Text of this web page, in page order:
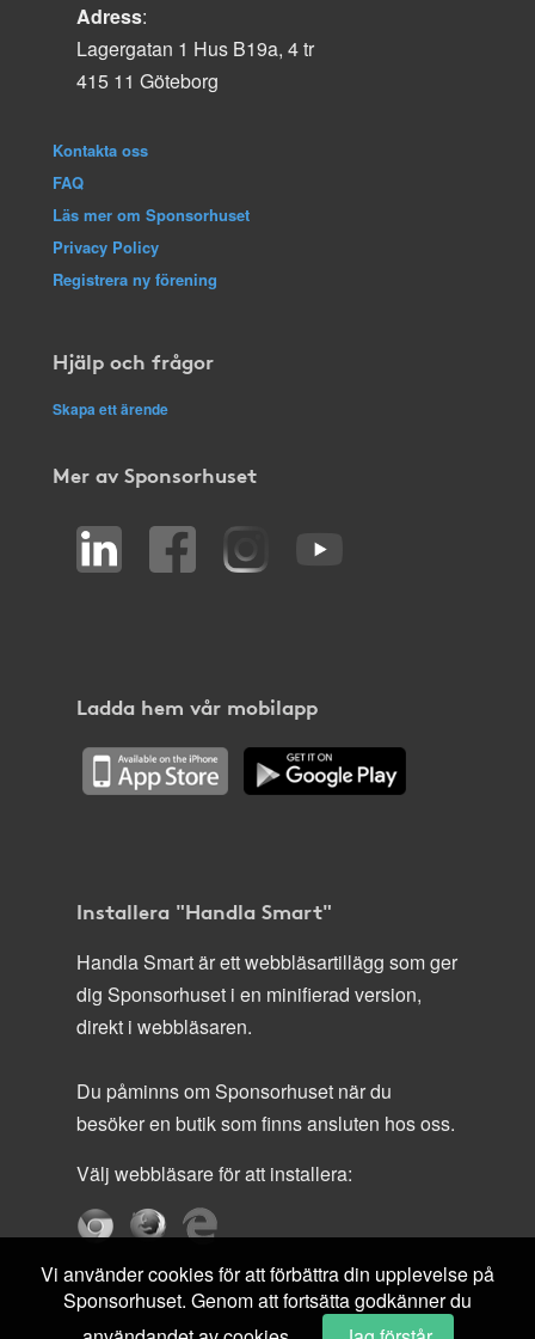
Adress:
Lagergatan 1 Hus B19a, 4 tr
415 11 Göteborg
Kontakta oss
FAQ
Läs mer om Sponsorhuset
Privacy Policy
Registrera ny förening
Hjälp och frågor
Skapa ett ärende
Mer av Sponsorhuset
Ladda hem vår mobilapp
Installera "Handla Smart"
Handla Smart är ett webbläsartillägg som ger
dig Sponsorhuset i en minifierad version,
direkt i webbläsaren.
Du påminns om Sponsorhuset när du
besöker en butik som finns ansluten hos oss.
Välj webbläsare för att installera:
Vi använder cookies för att förbättra din upplevelse på
Sponsorhuset. Genom att fortsätta godkänner du